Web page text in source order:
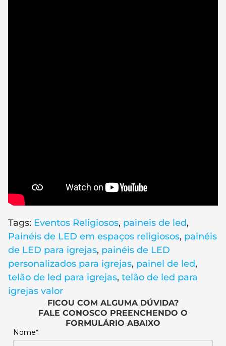
Tags: Eventos Religiosos, paineis de led,
Painéis de LED em espaços religiosos, painéis
de LED para igrejas, painéis de LED
personalizados para igrejas, painel de led,
telão de led para igrejas, telão de led para
igrejas valor
FICOU COM ALGUMA DÚVIDA?
FALE CONOSCO PREENCHENDO O
FORMULÁRIO ABAIXO
Nome*